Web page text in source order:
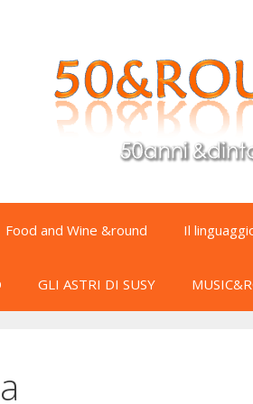
Food and Wine &round Il
GLI ASTRI DI SUSY